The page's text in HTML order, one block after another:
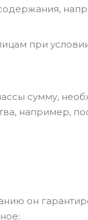
при
сумму,
например,
он